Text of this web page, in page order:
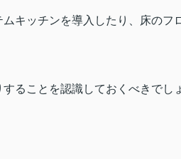
キッチンを導入したり、床のフ
ることを認識しておくべきでし